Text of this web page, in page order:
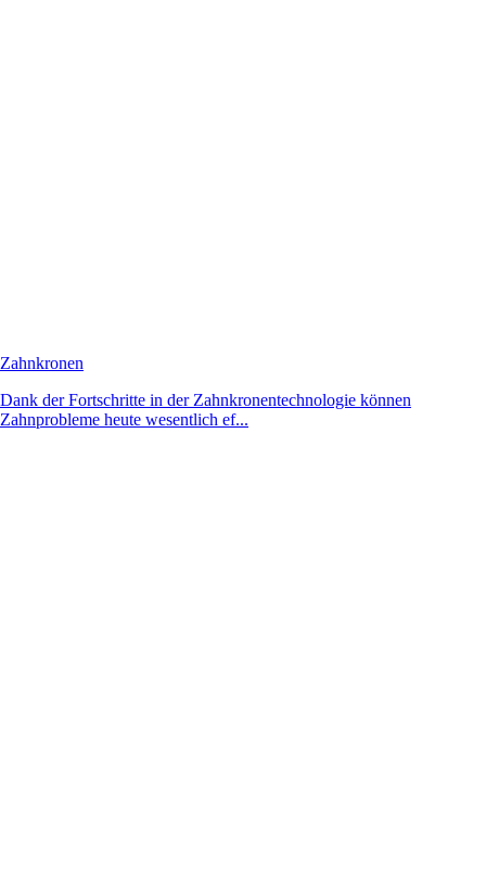
Zahnkronen
Dank der Fortschritte in der Zahnkronentechnologie können
Zahnprobleme heute wesentlich ef...